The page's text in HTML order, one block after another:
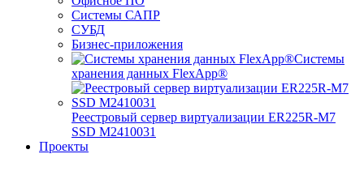
Системы САПР
СУБД
Бизнес-приложения
Системы
хранения данных FlexApp®
Реестровый сервер виртуализации ER225R-M7
SSD М2410031
Проекты